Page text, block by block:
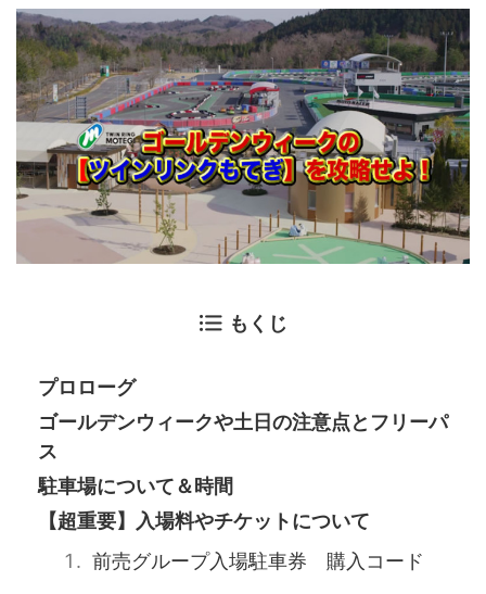
もくじ
プロローグ
ゴールデンウィークや土日の注意点とフリーパ
ス
駐車場について＆時間
【超重要】入場料やチケットについて
前売グループ入場駐車券 購入コード